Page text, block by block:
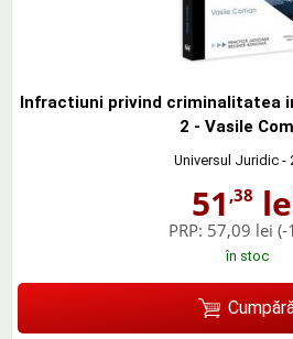
Infractiuni privind criminalitatea
2 - Vasile
Universul Juridic-
51 ,38
PRP: 57,09 lei (-
în stoc